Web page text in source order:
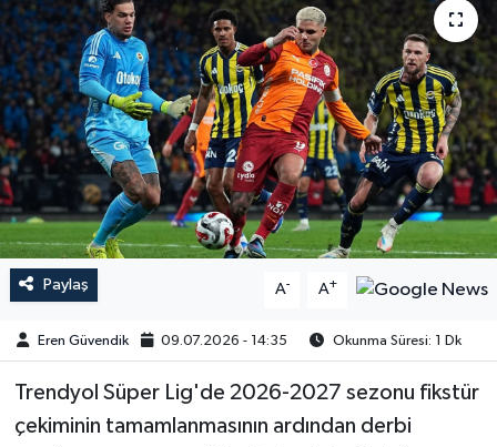
Paylaş A- A+
Eren Güvendik 09.07.2026 - 14:35 Okunma Süresi: 1 Dk
Trendyol Süper Lig'de 2026-2027 sezonu fikstür
çekiminin tamamlanmasının ardından derbi